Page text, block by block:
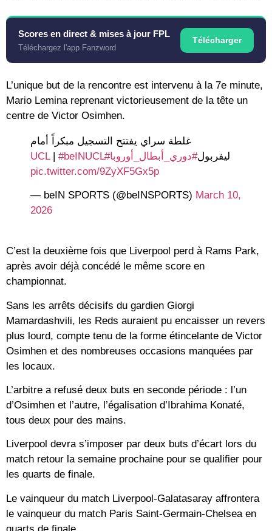
Scores en direct & mises à jour FPL
Téléchargez l'app Fanzword
Télécharger
L’unique but de la rencontre est intervenu à la 7e minute,
Mario Lemina reprenant victorieusement de la tête un
centre de Victor Osimhen.
غلطة سراي يفتتح التسجيل مبكراً أمام
ليفربول#دوري_أبطال_أوروبا#UCL
| #beINUCL
pic.twitter.com/9ZyXF5Gx5p
— beIN SPORTS (@beINSPORTS) March 10,
2026
C’est la deuxième fois que Liverpool perd à Rams Park,
après avoir déjà concédé le même score en
championnat.
Sans les arrêts décisifs du gardien Giorgi
Mamardashvili, les Reds auraient pu encaisser un revers
plus lourd, compte tenu de la forme étincelante de Victor
Osimhen et des nombreuses occasions manquées par
les locaux.
L’arbitre a refusé deux buts en seconde période : l’un
d’Osimhen et l’autre, l’égalisation d’Ibrahima Konaté,
tous deux pour des mains.
Liverpool devra s’imposer par deux buts d’écart lors du
match retour la semaine prochaine pour se qualifier pour
les quarts de finale.
Le vainqueur du match Liverpool-Galatasaray affrontera
le vainqueur du match Paris Saint-Germain-Chelsea en